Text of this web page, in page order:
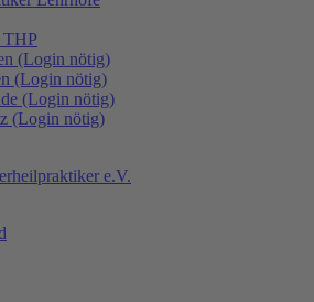
THP
(Login nötig)
(Login nötig)
(Login nötig)
(Login nötig)